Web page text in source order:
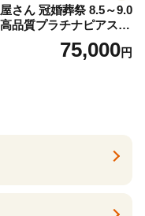
さん 冠婚葬祭 8.5～9.0
品質プラチナピアス P
志摩産アコヤ真珠 ブラ
パール 黒真珠75,000円